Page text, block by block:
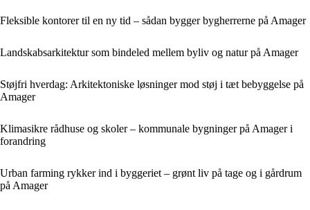
Fleksible kontorer til en ny tid – sådan bygger bygherrerne på Amager
Landskabsarkitektur som bindeled mellem byliv og natur på Amager
Støjfri hverdag: Arkitektoniske løsninger mod støj i tæt bebyggelse på
Amager
Klimasikre rådhuse og skoler – kommunale bygninger på Amager i
forandring
Urban farming rykker ind i byggeriet – grønt liv på tage og i gårdrum
på Amager